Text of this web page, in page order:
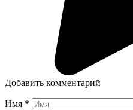
Добавить комментарий
Имя *